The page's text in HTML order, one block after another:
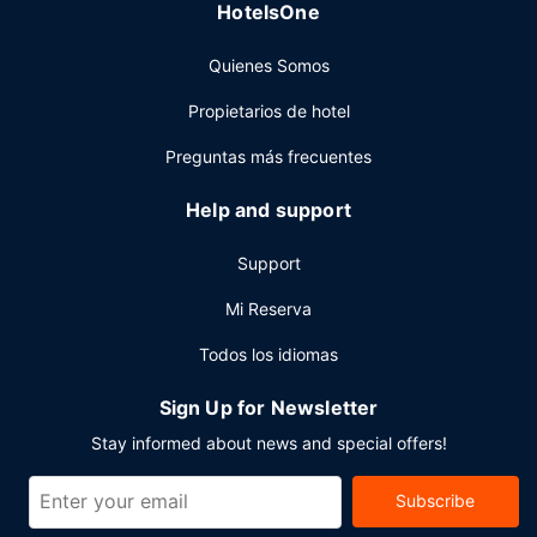
semana el horario es de 08:00 a 13:00.
recepción las 24 horas a tu disposición. Las instalaciones
para eventos de este complejo turístico incluyen centro de
conferencias y salas de reuniones. Se ofrece servicio de
transporte al aeropuerto (ida y vuelta) gratuito en un
horario preestablecido.
HotelsOne
Quienes Somos
Propietarios de hotel
Preguntas más frecuentes
Help and support
Support
Mi Reserva
Todos los idiomas
Sign Up for Newsletter
Stay informed about news and special offers!
Subscribe